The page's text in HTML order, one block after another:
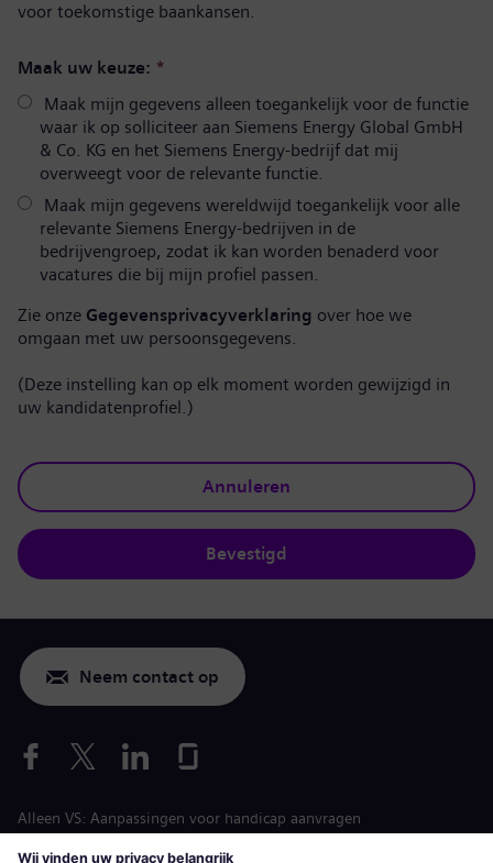
voor toekomstige baankansen.
Maak uw keuze: *
Maak mijn gegevens alleen toegankelijk voor de functie
waar ik op solliciteer aan Siemens Energy Global GmbH
& Co. KG en het Siemens Energy-bedrijf dat mij
overweegt voor de relevante functie.
Maak mijn gegevens wereldwijd toegankelijk voor alle
relevante Siemens Energy-bedrijven in de
bedrijvengroep, zodat ik kan worden benaderd voor
vacatures die bij mijn profiel passen.
Zie onze Gegevensprivacyverklaring over hoe we
omgaan met uw persoonsgegevens.
(Deze instelling kan op elk moment worden gewijzigd in
uw kandidatenprofiel.)
Annuleren
Bevestigd
Neem contact op
Alleen VS: Aanpassingen voor handicap aanvragen